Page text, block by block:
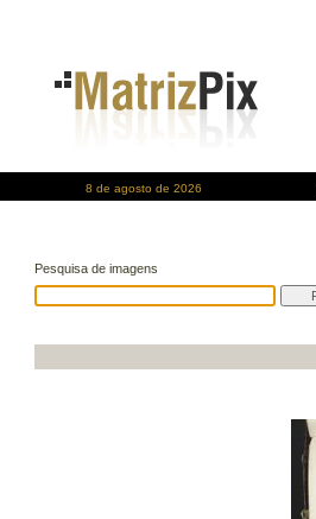
8 de agosto de 2026
Pesquisa de imagens